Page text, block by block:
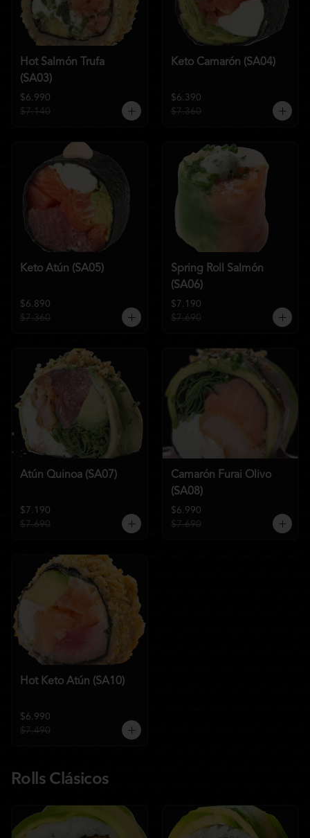
Hot Salmón Trufa
(SA03)
$6.990
$7.140
Keto Camarón (SA04)
$6.390
$7.360
Keto Atún (SA05)
$6.890
$7.360
Spring Roll Salmón
(SA06)
$7.190
$7.690
Atún Quinoa (SA07)
$7.190
$7.690
Camarón Furai Olivo
(SA08)
$6.990
$7.690
Hot Keto Atún (SA10)
$6.990
$7.490
Rolls Clásicos